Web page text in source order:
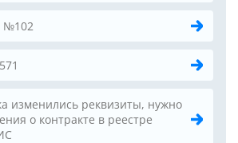
№102
изменились реквизиты, нужно
о контракте в реестре